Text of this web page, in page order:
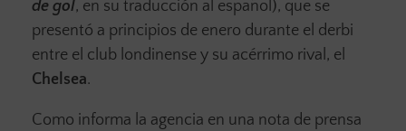
de gol, en su traducción al español), que se
presentó a principios de enero durante el derbi
entre el club londinense y su acérrimo rival, el
Chelsea.
Como informa la agencia en una nota de prensa